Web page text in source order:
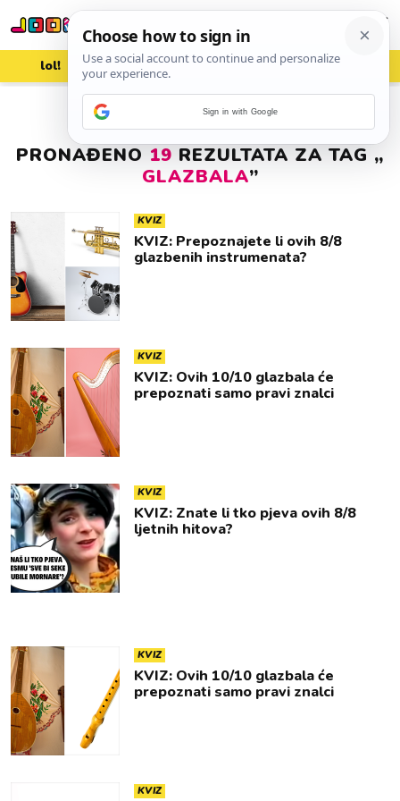
lol! aww vrh! woot?!
PRONAĐENO 19 REZULTATA ZA TAG „
GLAZBALA”
KVIZ
KVIZ: Prepoznajete li ovih 8/8
glazbenih instrumenata?
KVIZ
KVIZ: Ovih 10/10 glazbala će
prepoznati samo pravi znalci
KVIZ
KVIZ: Znate li tko pjeva ovih 8/8
ljetnih hitova?
KVIZ
KVIZ: Ovih 10/10 glazbala će
prepoznati samo pravi znalci
KVIZ
Sign in with Google